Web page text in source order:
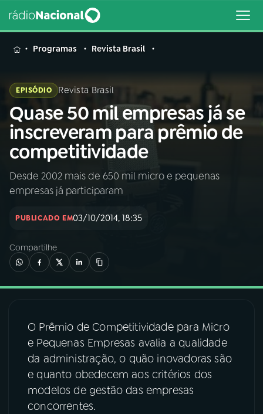
MENU
Buscar
na
Rádio
Nacional
Buscar
AO VIVO
INÍCIO
02A RÁDIO
03PROGRAMAÇÃO
04PROGRAMAS
PODCASTS
06VIDEOCASTS
Programas Revista Brasil
EPISÓDIO Revista Brasil
Quase 50 mil empresas já se
inscreveram para prêmio de
competitividade
Desde 2002 mais de 650 mil micro e pequenas
empresas já participaram
PUBLICADO EM03/10/2014, 18:35
Compartilhe
O Prêmio de Competitividade para Micro
e Pequenas Empresas avalia a qualidade
da administração, o quão inovadoras são
e quanto obedecem aos critérios dos
modelos de gestão das empresas
concorrentes.